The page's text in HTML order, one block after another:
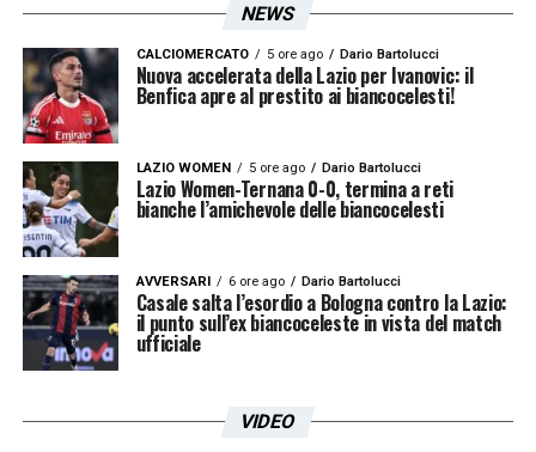
ritiro. Il giovane estremo difensore ha
davvero delle ottime potenzialità…
«Adamonis ha dimostrato buone cose e
soprattutto discrete doti tecniche, è molto
giovane ed è tenuto in grande
considerazione da parte della società
biancoceleste», conclude così Ballotta.
LA PLAYLIST DELLE NOSTRE TOP NEWS
NEWS
CALCIOMERCATO 5 ore ago Dario Bartolucci
Nuova accelerata della Lazio per Ivanovic: il
Benfica apre al prestito ai biancocelesti!
LAZIO WOMEN 5 ore ago Dario Bartolucci
Lazio Women-Ternana 0-0, termina a reti
bianche l’amichevole delle biancocelesti
AVVERSARI 6 ore ago Dario Bartolucci
Casale salta l’esordio a Bologna contro la Lazio:
il punto sull’ex biancoceleste in vista del match
ufficiale
VIDEO